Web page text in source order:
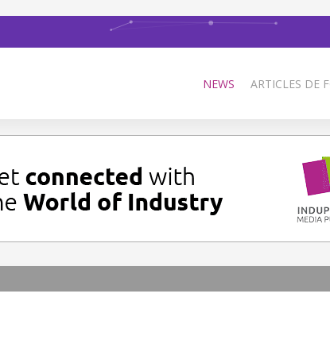
NEWS ARTICLES DE